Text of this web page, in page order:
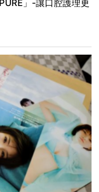
」-讓口腔護理更